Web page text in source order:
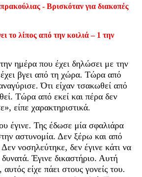
- Βρισκόταν για διακοπές
το λίπος από την κοιλιά – 1 την
ημέρα που έχει δηλώσει με την
βγει από τη χώρα. Τώρα από
Ότι είχαν τσακωθεί από
Τώρα από εκεί και πέρα δεν
είπε χαρακτηριστικά.
έγινε. Της έδωσε μία σφαλιάρα
αστυνομία. Δεν ξέρω και από
νοσηλεύτηκε, δεν έγινε κάτι να
δυνατά. Έγινε δικαστήριο. Αυτή
αυτός είχε πάει στους γονείς του.